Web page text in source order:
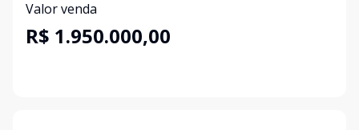
Valor venda
R$ 1.950.000,00